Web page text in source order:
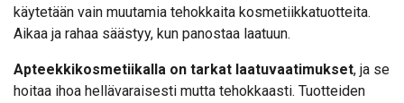
käytetään vain muutamia tehokkaita kosmetiikkatuotteita.
Aikaa ja rahaa säästyy, kun panostaa laatuun.
Apteekkikosmetiikalla on tarkat laatuvaatimukset, ja se
hoitaa ihoa hellävaraisesti mutta tehokkaasti. Tuotteiden